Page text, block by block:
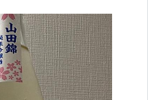
目）
部杜氏）
の泉、とんぼラベル、山田